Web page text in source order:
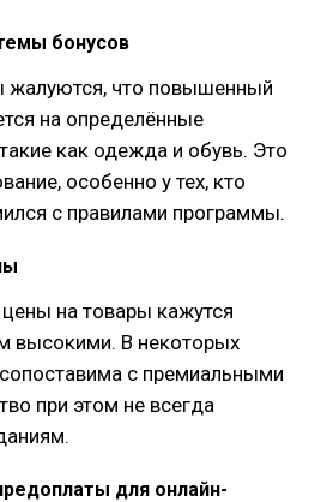
бонусов
жалуются, что повышенный
на определённые
как одежда и обувь. Это
особенно у тех, кто
с правилами программы.
на товары кажутся
высокими. В некоторых
с премиальными
при этом не всегда
для онлайн-